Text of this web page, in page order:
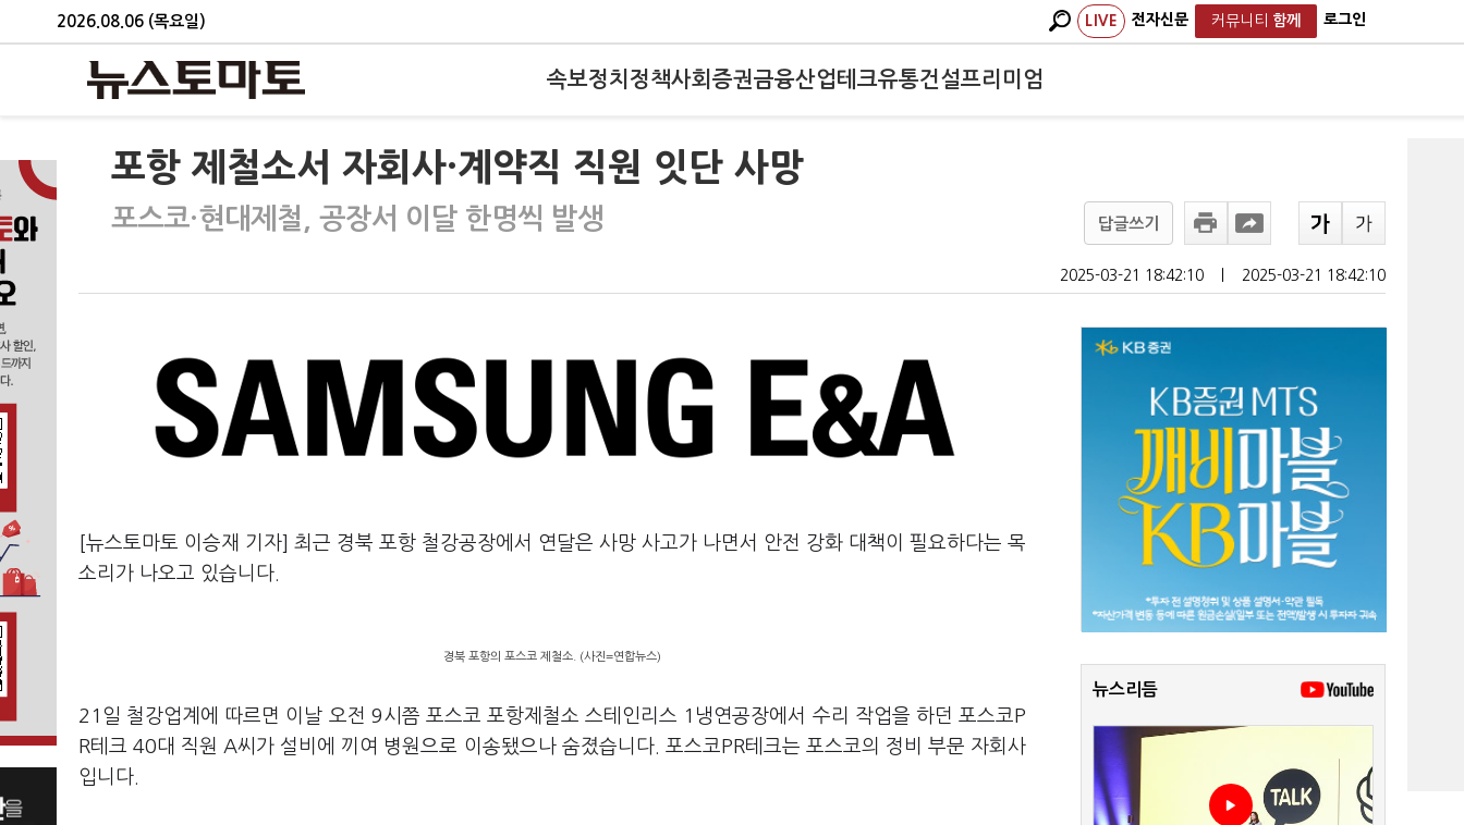
2026.08.06 (목요일) LIVE 전자신문 커뮤니티 함께 로그인
속보정치 정책사회 증권금융산업테크유통건설프리미엄
포항 제철소서 자회사·계약직 직원 잇단 사망
포스코·현대제철, 공장서 이달 한명씩 발생 답글쓰기
2025-03-21 18:42:10 2025-03-21 18:42:10
[뉴스토마토 이승재 기자] 최근 경북 포항 철강공장에서 연달은 사망 사고가 나면서 안전 강화 대책이 필요하다는 목
소리가 나오고 있습니다.
경북 포항의 포스코 제철소. (사진=연합뉴스)
21일 철강업계에 따르면 이날 오전 9시쯤 포스코 포항제철소 스테인리스 1냉연공장에서 수리 작업을 하던 포스코P
R테크 40대 직원 A씨가 설비에 끼여 병원으로 이송됐으나 숨졌습니다. 포스코PR테크는 포스코의 정비 부문 자회사
입니다.
뉴스리듬